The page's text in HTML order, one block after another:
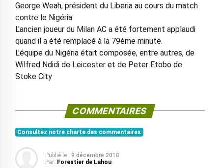
George Weah, président du Liberia au cours du match
contre le Nigéria
L'ancien joueur du Milan AC a été fortement applaudi
quand il a été remplacé à la 79ème minute.
L'équipe du Nigéria était composée, entre autres, de
Wilfred Ndidi de Leicester et de Peter Etobo de
Stoke City
COMMENTAIRES
Consultez notre charte des commentaires
Publié le : 9 décembre 2018
Par: Forestier de Lahou